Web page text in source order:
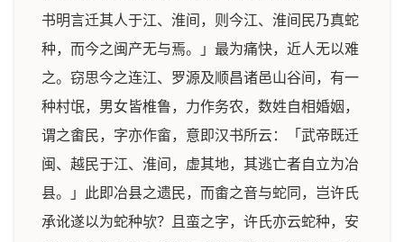
书明言迁其人于江、淮间，则今江、淮间民乃真蛇
种，而今之闽产无与焉。」最为痛快，近人无以难
之。窃思今之连江、罗源及顺昌诸邑山谷间，有一
种村氓，男女皆椎鲁，力作务农，数姓自相婚姻，
谓之畬民，字亦作畲，意即汉书所云：「武帝既迁
闽、越民于江、淮间，虚其地，其逃亡者自立为冶
县。」此即冶县之遗民，而畬之音与蛇同，岂许氏
承讹遂以为蛇种欤？且蛮之字，许氏亦云蛇种，安